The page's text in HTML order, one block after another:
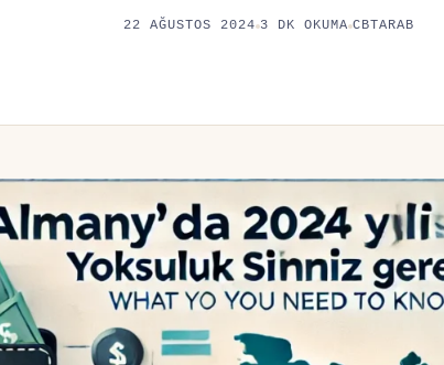
22 AĞUSTOS 2024 3 DK OKUMA CBTARAB